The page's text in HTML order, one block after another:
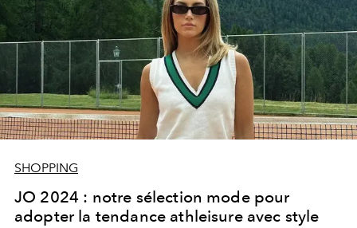
SHOPPING
JO 2024 : notre sélection mode pour
adopter la tendance athleisure avec style